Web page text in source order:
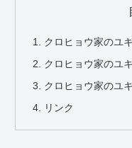
クロヒョウ家のユ
クロヒョウ家のユ
クロヒョウ家のユ
リンク